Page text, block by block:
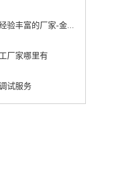
验丰富的厂家-金...
厂家哪里有
试服务